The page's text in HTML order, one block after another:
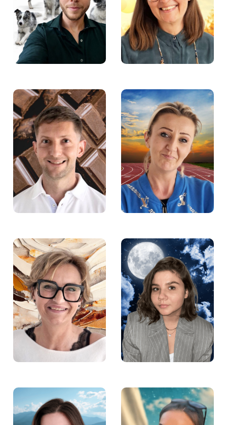
Laboratorium
Współpracy w Fundacji
Aktywności Zawodowej
Fundacji Aktywności
Zawodowej
Łukasz Tebich –
Psycholog w Fundacji
Aktywności Zawodowej
Aleksandra Wójcik –
Pośredniczka pracy w
Fundacji Aktywności
Zawodowej
Agnieszka Lorek –
Doradczyni zawodowa
w Fundacji Aktywności
Zawodowej
Łucja Penk –
Specjalistka ds.
komunikacji w Fundacji
Aktywności Zawodowej